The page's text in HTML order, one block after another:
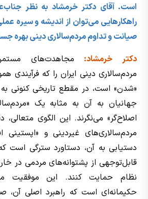
است. آقای دکتر خرمشاد به نظر
راهکارهایی می‌توان از اندیشه و سیره
صیانت و تداوم مردم‌سالاری دینی بهره
دکتر خرمشاد:
مجاهدت‌های
مردم‌سالاری دینی ایران را که فرآیندی
«شدن» است، در مقطع تاریخی کنونی
جهانیان به آن به مثابه یک
اصلاح‌گر» می‌نگرند. این الگوی متعالی،
مردم‌سالاری‌های غیردینی و «اپستینی
دستیابی به آن، دستاورد سترگی
قابل‌توجهی از پشتوانه‌های مردمی در
نظام حمایت کنند. این موفقیت
حکیمانه‌ای است که راهبرد اصلی آن،